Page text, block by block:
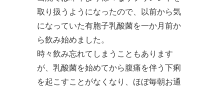
取り扱うようになったので、以前から気
になっていた有胞子乳酸菌を一か月前か
ら飲み始めました。
時々飲み忘れてしまうこともあります
が、乳酸菌を始めてから腹痛を伴う下痢
を起こすことがなくなり、ほぼ毎朝お通